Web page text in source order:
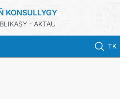
KONSULLYGY
- AKTAU
TK
SAHYPA